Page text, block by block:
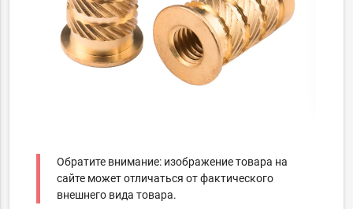
Обратите внимание: изображение товара на
сайте может отличаться от фактического
внешнего вида товара.